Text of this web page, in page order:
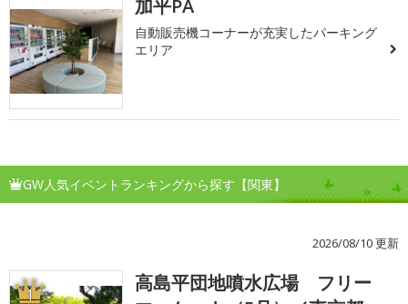
加平PA
自動販売機コーナーが充実したパーキング
エリア
GW人気イベントランキングから探す【関東】
2026/08/10 更新
1
高島平団地噴水広場 フリー